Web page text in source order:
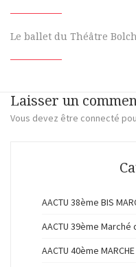
Le ballet du Théâtre
Laisser un
Vous devez être connecté
AACTU 38ème BIS
AACTU 39ème Marché
AACTU 40ème